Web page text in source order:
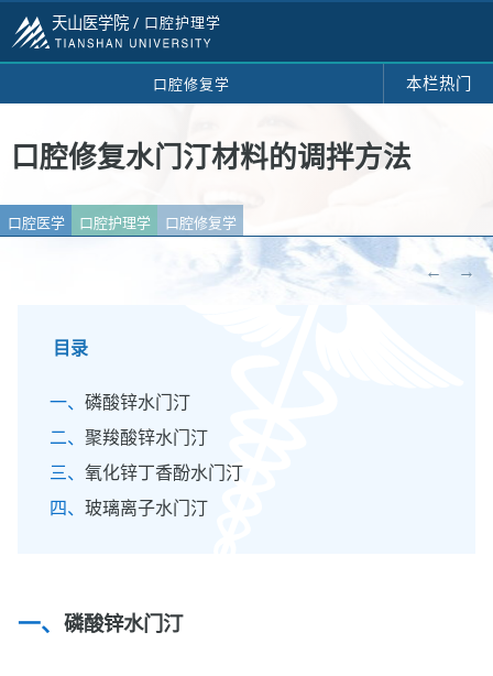
天山医学院 / 口腔护理学
口腔修复学 本栏热门
口腔修复水门汀材料的调拌方法
口腔医学 口腔护理学 口腔修复学
← →
目录
磷酸锌水门汀
聚羧酸锌水门汀
氧化锌丁香酚水门汀
玻璃离子水门汀
磷酸锌水门汀